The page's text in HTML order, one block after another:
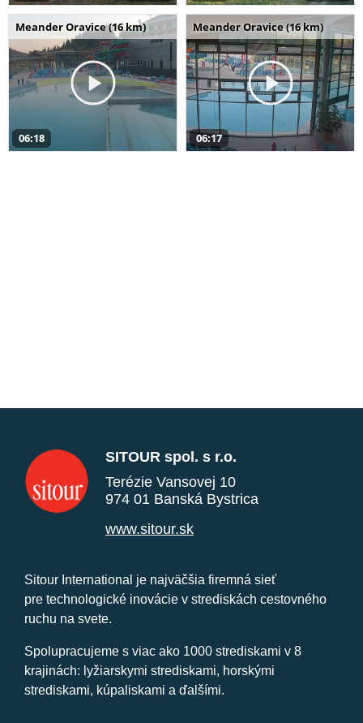
Meander Oravice (16 km)
06:18
Meander Oravice (16 km)
06:17
SITOUR spol. s r.o.
Terézie Vansovej 10
974 01 Banská Bystrica
www.sitour.sk
Sitour International je najväčšia firemná sieť
pre technologické inovácie v strediskách cestovného
ruchu na svete.
Spolupracujeme s viac ako 1000 strediskami v 8
krajinách: lyžiarskymi strediskami, horskými
strediskami, kúpaliskami a ďalšími.